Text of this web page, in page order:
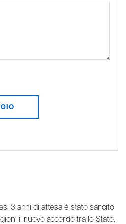
3 anni di attesa è stato sancito
il nuovo accordo tra lo Stato,